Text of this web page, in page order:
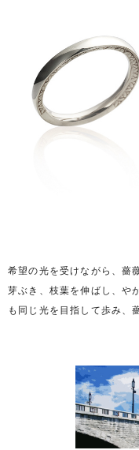
希望の光を受けながら、薔
芽ぶき、枝葉を伸ばし、や
も同じ光を目指して歩み、